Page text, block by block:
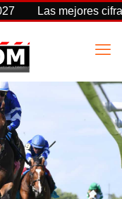
Las mejores cifras